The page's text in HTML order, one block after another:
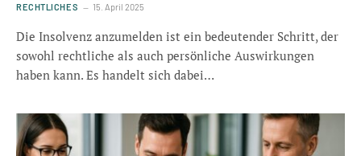
RECHTLICHES 15. April 2025
Die Insolvenz anzumelden ist ein bedeutender Schritt, der
sowohl rechtliche als auch persönliche Auswirkungen
haben kann. Es handelt sich dabei…